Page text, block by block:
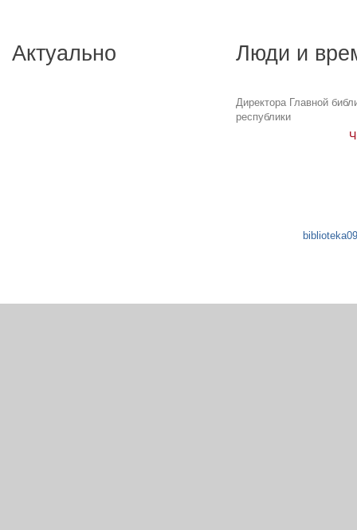
Актуально Люди и
Директора Главной
республики